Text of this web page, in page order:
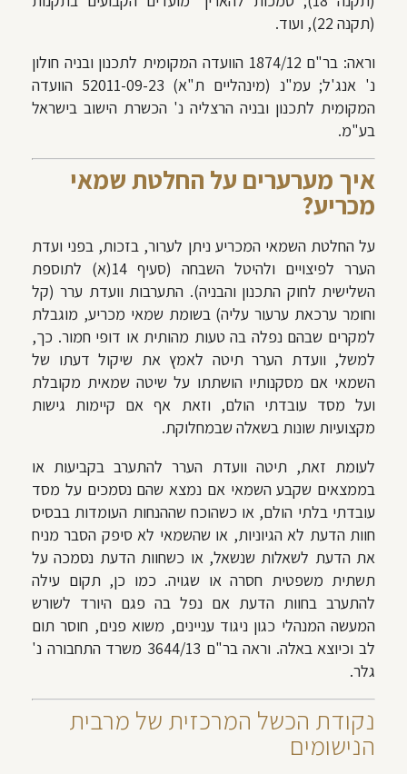
(תקנה 22), ועוד.
וראה: בר"ם 1874/12
הוועדה המקומית לתכנון ובניה חולון
נ' אנג'ל; עמ"נ (מינהליים ת"א) 52011-09-23 הוועדה
המקומית לתכנון ובניה הרצליה נ' הכשרת הישוב בישראל
בע"מ.
איך מערערים על החלטת שמאי
מכריע?
על החלטת השמאי המכריע ניתן לערור, בזכות, בפני ועדת
הערר לפיצויים ולהיטל השבחה (סעיף 14(א) לתוספת
השלישית לחוק התכנון והבניה). התערבות וועדת ערר (קל
וחומר ערכאת ערעור עליה) בשומת שמאי מכריע, מוגבלת
למקרים שבהם נפלה בה טעות מהותית או דופי חמור. כך,
למשל, וועדת הערר תיטה לאמץ את שיקול דעתו של
השמאי אם מסקנותיו הושתתו על שיטה שמאית מקובלת
ועל מסד עובדתי הולם, וזאת אף אם קיימות גישות
מקצועיות שונות בשאלה שבמחלוקת.
לעומת זאת, תיטה וועדת הערר להתערב בקביעות או
בממצאים שקבע השמאי אם נמצא שהם נסמכים על מסד
עובדתי בלתי הולם, או כשהוכח שההנחות העומדות בבסיס
חוות הדעת לא הגיוניות, או שהשמאי לא סיפק הסבר מניח
את הדעת לשאלות שנשאל, או כשחוות הדעת נסמכה על
תשתית משפטית חסרה או שגויה. כמו כן, תקום עילה
להתערב בחוות הדעת אם נפל בה פגם היורד לשורש
המעשה המנהלי כגון ניגוד עניינים, משוא פנים, חוסר תום
לב וכיוצא באלה. וראה בר"ם 3644/13 משרד התחבורה נ'
גלר‏.
נקודת הכשל המרכזית של מרבית
הנישומים